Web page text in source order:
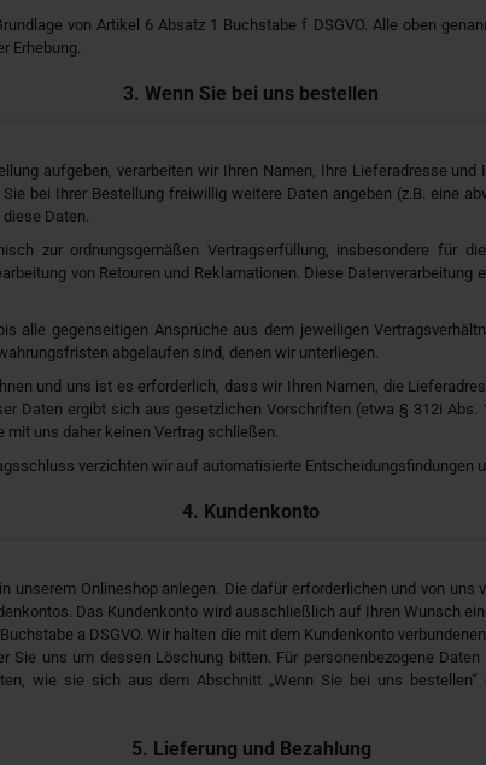
von Artikel 6 Absatz 1 Buchstabe f DSGVO. Alle oben
Erhebung.
3. Wenn Sie bei uns bestellen
aufgeben, verarbeiten wir Ihren Namen, Ihre Lieferadresse
bei Ihrer Bestellung freiwillig weitere Daten angeben (z.B. eine
Daten.
zur ordnungsgemäßen Vertragserfüllung, insbesondere für
von Retouren und Reklamationen. Diese Datenverarbeitung
alle gegenseitigen Ansprüche aus dem jeweiligen
abgelaufen sind, denen wir unterliegen.
und uns ist es erforderlich, dass wir Ihren Namen, die
Daten ergibt sich aus gesetzlichen Vorschriften (etwa § 312i Abs.
mit uns daher keinen Vertrag schließen.
verzichten wir auf automatisierte Entscheidungsfindungen
4. Kundenkonto
unserem Onlineshop anlegen. Die dafür erforderlichen und von uns
Das Kundenkonto wird ausschließlich auf Ihren Wunsch
a DSGVO. Wir halten die mit dem Kundenkonto
Sie uns um dessen Löschung bitten. Für personenbezogene
wie sie sich aus dem Abschnitt „Wenn Sie bei uns bestellen“
5. Lieferung und Bezahlung